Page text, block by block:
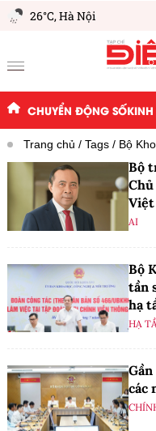
26°C,Hà Nội
CHUYỂN ĐỘNG SỐKINH
Trang chủ Tags Bộ
Bộ
Việt
AI
Bộ
tần
hạ
HẠ
các